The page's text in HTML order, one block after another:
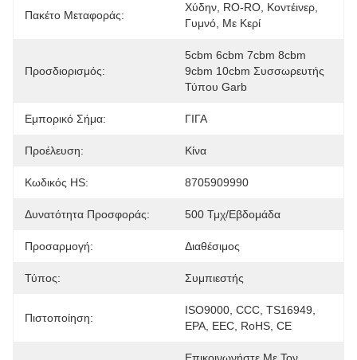
Πακέτο Μεταφοράς:
Χύδην, RO-RO, Κοντέινερ,
Γυμνό, Με Κερί
Προσδιορισμός:
5cbm 6cbm 7cbm 8cbm
9cbm 10cbm Συσσωρευτής
Τύπου Garb
Εμπορικό Σήμα: ΓΙΓΑ
Προέλευση: Κίνα
Κωδικός HS: 8705909990
Δυνατότητα Προσφοράς: 500 Τμχ/εβδομάδα
Προσαρμογή: Διαθέσιμος
Τύπος: Συμπιεστής
Πιστοποίηση:
ISO9000, CCC, TS16949,
EPA, EEC, RoHS, CE